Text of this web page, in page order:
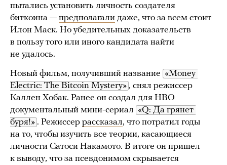
пытались установить личность создателя
биткоина — предполагали даже, что за всем стоит
Илон Маск. Но убедительных доказательств
в пользу того или иного кандидата найти
не удалось.
Новый фильм, получивший название «Money
Electric: The Bitcoin Mystery» , снял режиссер
Каллен Хобак. Ранее он создал для HBO
документальный мини-сериал «Q: Да грянет
буря!» . Режиссер рассказал, что потратил годы
на то, чтобы изучить все теории, касающиеся
личности Сатоси Накамото. В итоге он пришел
к выводу, что за псевдонимом скрывается